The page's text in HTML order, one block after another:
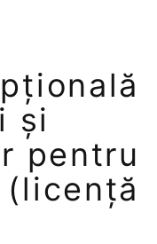
și
pentru